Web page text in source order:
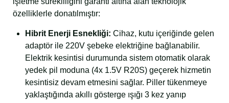
özelliklerle donatılmıştır:
Hibrit Enerji Esnekliği: Cihaz, kutu içeriğinde gelen
adaptör ile 220V şebeke elektriğine bağlanabilir.
Elektrik kesintisi durumunda sistem otomatik olarak
yedek pil moduna (4x 1.5V R20S) geçerek hizmetin
kesintisiz devam etmesini sağlar. Piller tükenmeye
yaklaştığında akıllı gösterge ışığı 3 kez yanıp